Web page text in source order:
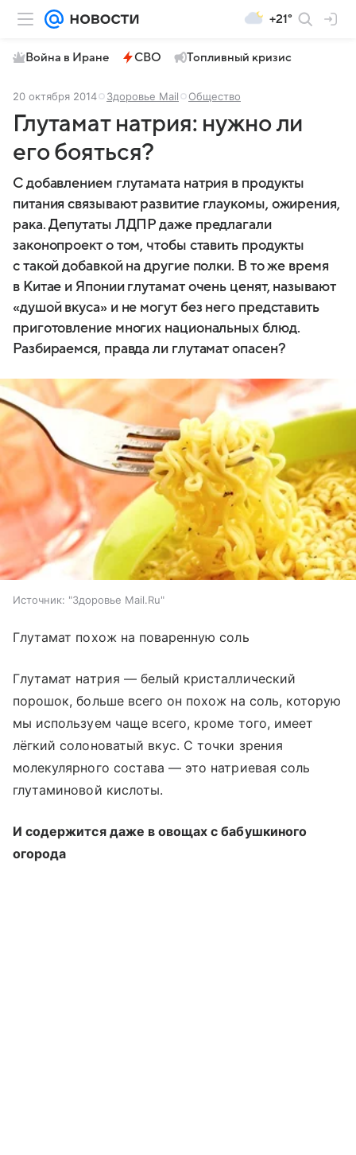
+21°
Война в Иране СВО Топливный кризис
20 октября 2014 Здоровье Mail Общество
Глутамат натрия: нужно ли
его бояться?
С добавлением глутамата натрия в продукты
питания связывают развитие глаукомы, ожирения,
рака. Депутаты ЛДПР даже предлагали
законопроект о том, чтобы ставить продукты
с такой добавкой на другие полки. В то же время
в Китае и Японии глутамат очень ценят, называют
«душой вкуса» и не могут без него представить
приготовление многих национальных блюд.
Разбираемся, правда ли глутамат опасен?
Источник: "Здоровье Mail.Ru"
Глутамат похож на поваренную соль
Глутамат натрия — белый кристаллический
порошок, больше всего он похож на соль, которую
мы используем чаще всего, кроме того, имеет
лёгкий солоноватый вкус. С точки зрения
молекулярного состава — это натриевая соль
глутаминовой кислоты.
И содержится даже в овощах с бабушкиного
огорода